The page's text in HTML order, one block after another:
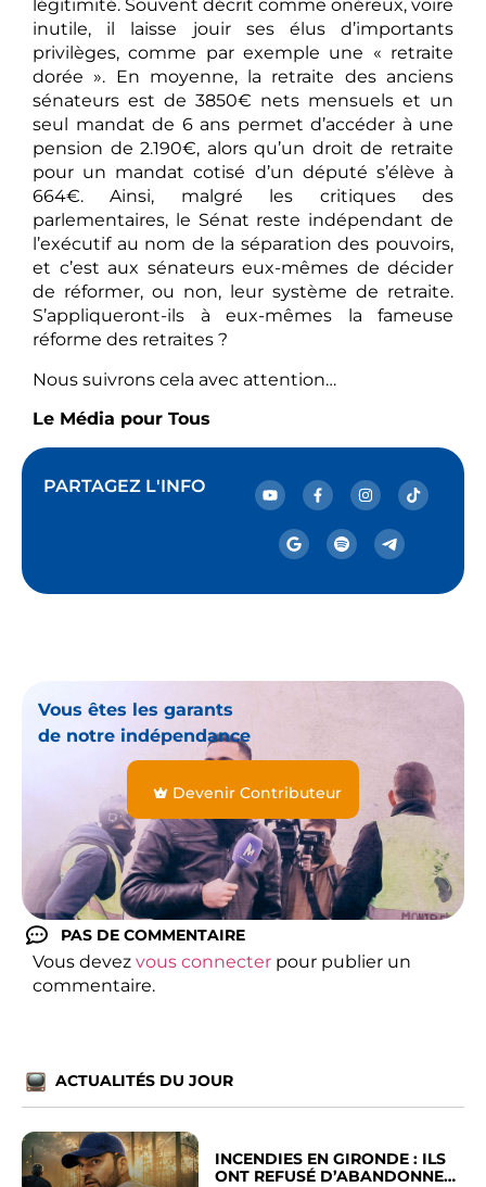
légitimité. Souvent décrit comme onéreux, voire
inutile, il laisse jouir ses élus d’importants
privilèges, comme par exemple une « retraite
dorée ». En moyenne, la retraite des anciens
sénateurs est de 3850€ nets mensuels et un
seul mandat de 6 ans permet d’accéder à une
pension de 2.190€, alors qu’un droit de retraite
pour un mandat cotisé d’un député s’élève à
664€. Ainsi, malgré les critiques des
parlementaires, le Sénat reste indépendant de
l’exécutif au nom de la séparation des pouvoirs,
et c’est aux sénateurs eux-mêmes de décider
de réformer, ou non, leur système de retraite.
S’appliqueront-ils à eux-mêmes la fameuse
réforme des retraites ?
Nous suivrons cela avec attention…
Le Média pour Tous
PARTAGEZ L'INFO
Vous êtes les garants
de notre indépendance
Devenir Contributeur
PAS DE COMMENTAIRE
Vous devez vous connecter pour publier un
commentaire.
ACTUALITÉS DU JOUR
INCENDIES EN GIRONDE : ILS
ONT REFUSÉ D’ABANDONNER